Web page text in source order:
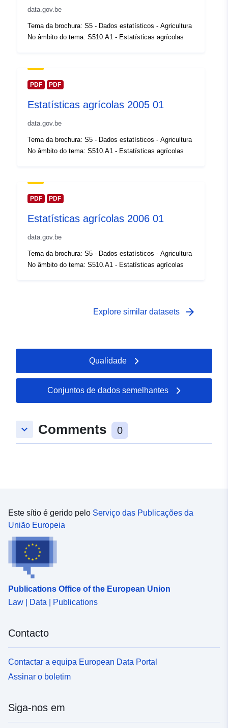
catálogo:
Atualizado em data.europa.eu:
30 July 2026
Espacial:
] ]
Identificadores: Q14871#ID
Direitos de
acesso:
Zakres czasowy:
- 31 December 2007
data.gov.be
Tema da brochura: S5 - Dados estatísticos - Agricultura
No âmbito do tema: S510.A1 - Estatísticas agrícolas
PDF PDF
Estatísticas agrícolas 2005 01
data.gov.be
Tema da brochura: S5 - Dados estatísticos - Agricultura
No âmbito do tema: S510.A1 - Estatísticas agrícolas
PDF PDF
Estatísticas agrícolas 2006 01
data.gov.be
Tema da brochura: S5 - Dados estatísticos - Agricultura
No âmbito do tema: S510.A1 - Estatísticas agrícolas
Explore similar datasets arrow_forward
Qualidade
Conjuntos de dados semelhantes
keyboard_arrow_down Comments 0
Este sítio é gerido pelo Serviço das Publicações da
União Europeia
Publications Office of the European Union
Law | Data | Publications
Contacto
Contactar a equipa European Data Portal
Assinar o boletim
Siga-nos em